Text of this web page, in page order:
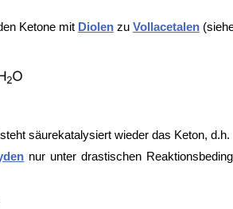
Ketone mit Diolenzu Vollacetalen
säurekatalysiert wieder das Keton,
nur unter drastischen